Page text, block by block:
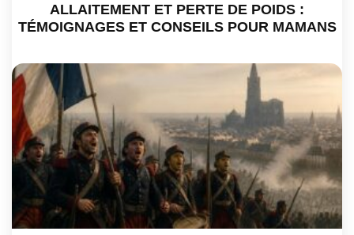
ALLAITEMENT ET PERTE DE POIDS :
TÉMOIGNAGES ET CONSEILS POUR MAMANS